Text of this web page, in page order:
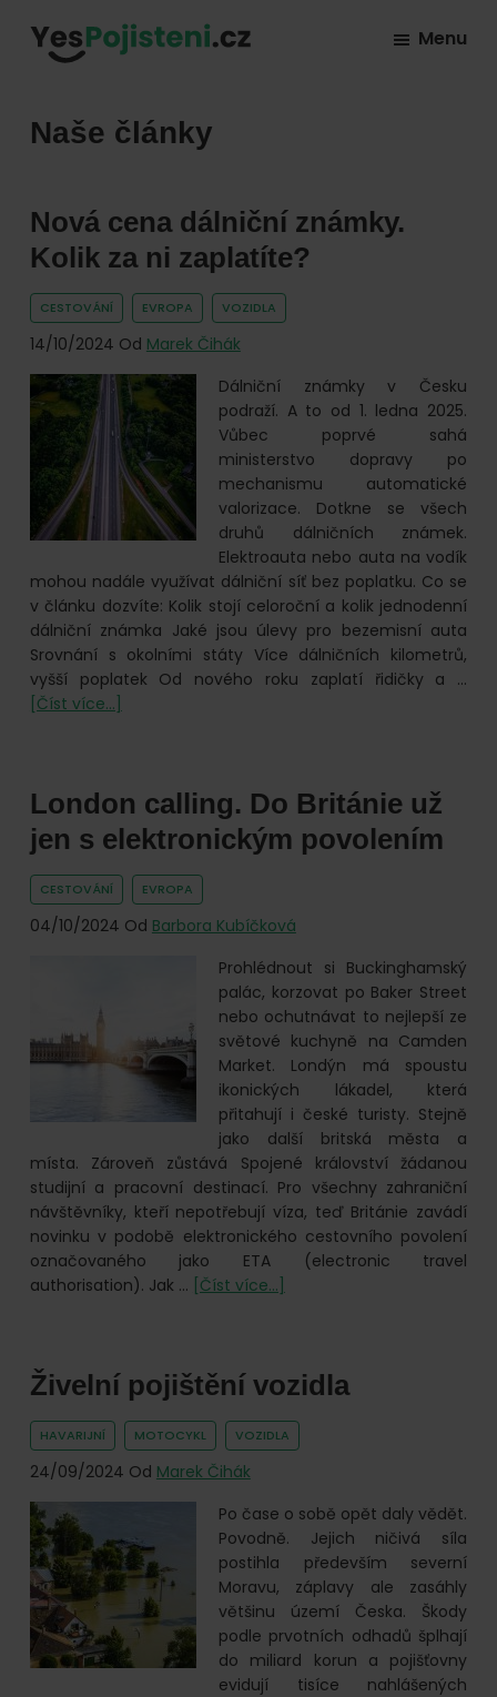
navigation
content
všech
pojištění
od
hlavních
pojišťoven
na
trhu.
Vyberte
nejlevnější
pojištění
online.
Menu
Naše články
Nová cena dálniční známky.
Kolik za ni zaplatíte?
CESTOVÁNÍ EVROPA VOZIDLA
14/10/2024 Od Marek Čihák
Dálniční známky v Česku
podraží. A to od 1. ledna 2025.
Vůbec poprvé sahá
ministerstvo dopravy po
mechanismu automatické
valorizace. Dotkne se všech
druhů dálničních známek.
Elektroauta nebo auta na vodík
mohou nadále využívat dálniční síť bez poplatku. Co se
v článku dozvíte: Kolik stojí celoroční a kolik jednodenní
dálniční známka Jaké jsou úlevy pro bezemisní auta
Srovnání s okolními státy Více dálničních kilometrů,
vyšší poplatek Od nového roku zaplatí řidičky a …
[Číst více...]
známky.
Kolik
za
ni
zaplatíte?
London calling. Do Británie už
jen s elektronickým povolením
CESTOVÁNÍ EVROPA
04/10/2024 Od Barbora Kubíčková
Prohlédnout si Buckinghamský
palác, korzovat po Baker Street
nebo ochutnávat to nejlepší ze
světové kuchyně na Camden
Market. Londýn má spoustu
ikonických lákadel, která
přitahují i české turisty. Stejně
jako další britská města a
místa. Zároveň zůstává Spojené království žádanou
studijní a pracovní destinací. Pro všechny zahraniční
návštěvníky, kteří nepotřebují víza, teď Británie zavádí
novinku v podobě elektronického cestovního povolení
označovaného jako ETA (electronic travel
authorisation). Jak … [Číst více...]
Británie
jen
s elektronickým
Živelní pojištění vozidla
HAVARIJNÍ MOTOCYKL VOZIDLA
24/09/2024 Od Marek Čihák
Po čase o sobě opět daly vědět.
Povodně. Jejich ničivá síla
postihla především severní
Moravu, záplavy ale zasáhly
většinu území Česka. Škody
podle prvotních odhadů šplhají
do miliard korun a pojišťovny
evidují tisíce nahlášených